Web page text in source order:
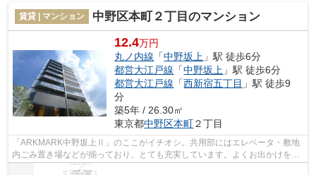
賃貸 | マンション 中野区本町２丁目のマンション
12.4万円
丸ノ内線 「中野坂上 」駅 徒歩6分
都営大江戸線 「中野坂上 」駅 徒歩6分
都営大江戸線 「西新宿五丁目 」駅 徒歩9
分
築5年 / 26.30㎡
東京都中野区本町２丁目
「ARKMARK中野坂上Ⅱ」のここがイチオシ。共用部にはエレベータ・敷地
内ごみ置き場などが揃っており、とても充実しています。よくお出かけをす
る方にも便利な、2駅利用可能なマンション...